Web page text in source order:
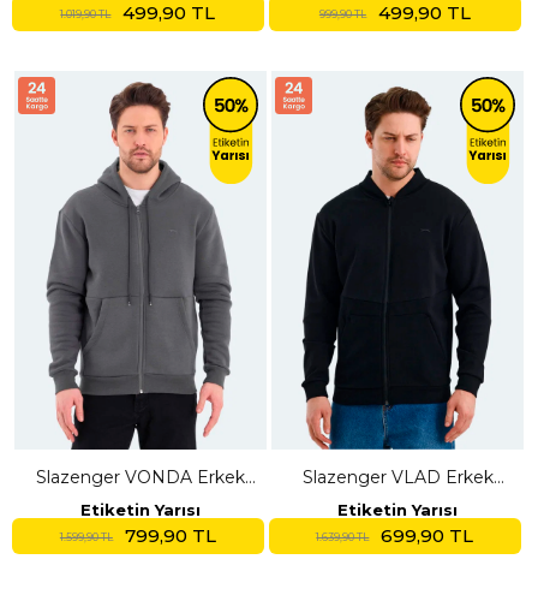
Sweatshırt
1.019,90 TL 499,90 TL 999,90 TL 499,90 TL
Slazenger VONDA Erkek
Fermuarlı Kapüşonlu Cepli
Koyu Gri Sweatshırt
Etiketin Yarısı
1.599,90 TL 799,90 TL
Slazenger VLAD Erkek
Cepli Fermuarlı Siyah
Sweatshırt
Etiketin Yarısı
1.639,90 TL 699,90 TL